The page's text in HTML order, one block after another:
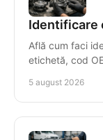
Identificare
Află cum faci
etichetă, cod
5 august 2026